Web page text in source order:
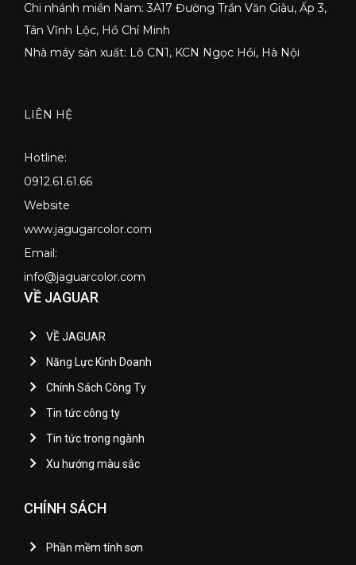
Chi nhánh miền Nam: 3A17 Đường Trần Văn Giàu, Ấp 3,
Tân Vĩnh Lộc, Hồ Chí Minh
Nhà máy sản xuất: Lô CN1, KCN Ngọc Hồi, Hà Nội
LIÊN HỆ
Hotline:
0912.61.61.66
Website
www.jagugarcolor.com
Email:
info@jaguarcolor.com
VỀ JAGUAR
VỀ JAGUAR
Năng Lực Kinh Doanh
Chính Sách Công Ty
Tin tức công ty
Tin tức trong ngành
Xu hướng màu sắc
CHÍNH SÁCH
Phần mềm tính sơn